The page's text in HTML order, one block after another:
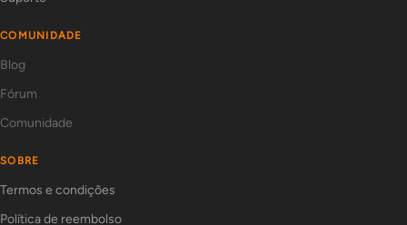
COMUNIDADE
Blog
Fórum
Comunidade
SOBRE
Termos e condições
Política de reembolso